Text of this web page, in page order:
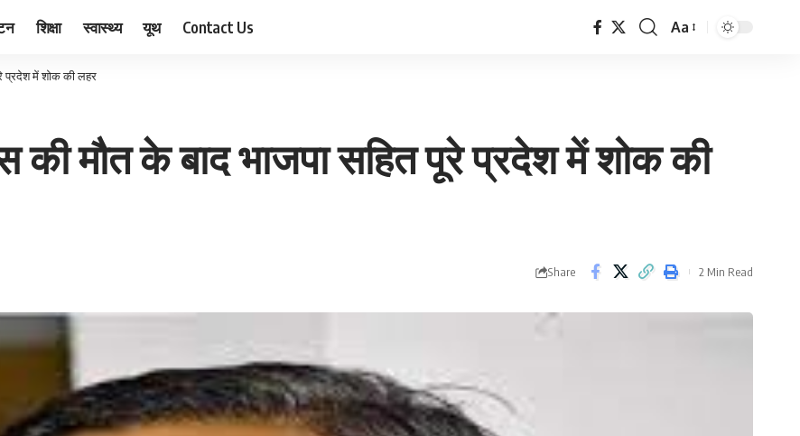
शिक्षा स्वास्थ्य यूथ Contact Us
Font
Aa
प्रदेश में शोक की लहर
की मौत के बाद भाजपा सहित पूरे प्रदेश में शोक की
Share 2 Min Read